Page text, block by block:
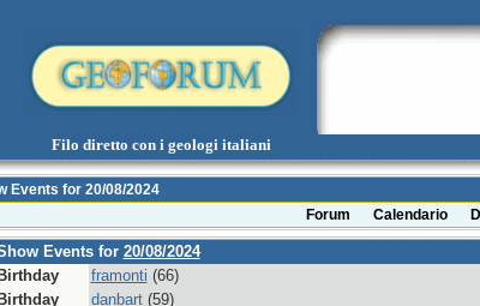
Filo diretto con i geologi italiani
Events for 20/08/2024
Forum
Calendario
Events for 20/08/2024
Birthday
framonti (66)
Birthday
danbart(59)